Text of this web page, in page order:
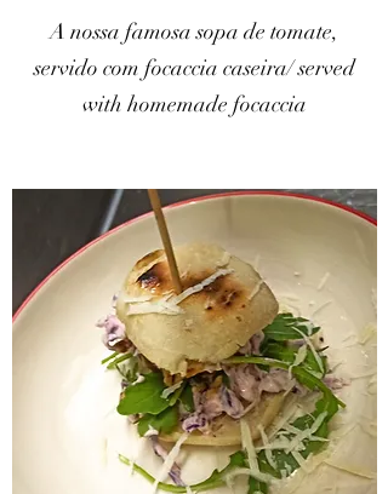
A nossa famosa sopa de tomate,
servido com focaccia caseira/ served
with homemade focaccia